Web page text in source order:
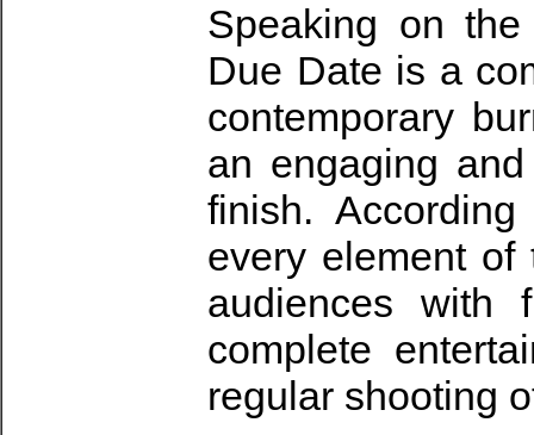
Speaking on
Due Date is a
contemporary
an engaging
finish.
every element
audiences with
complete
regular shooting